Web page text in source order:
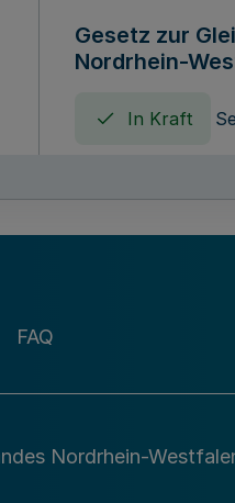
Gesetz zur
Nordrhein-
In Kraft
FAQ
Nordrhein-